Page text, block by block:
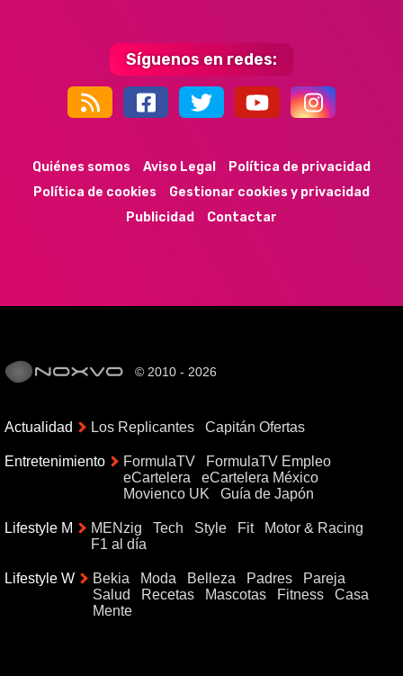
Síguenos en redes:
Quiénes somos Aviso Legal
Política de privacidad
Política de cookies
Gestionar cookies y privacidad
Publicidad
Contactar
© 2010 - 2026
Actualidad Los Replicantes Capitán Ofertas
Entretenimiento FormulaTV
FormulaTV Empleo
eCartelera
eCartelera México
Movienco UK
Guía de Japón
Lifestyle M MENzig Tech Style Fit
Motor & Racing
F1 al día
Lifestyle W Bekia Moda Belleza Padres
Pareja
Salud
Recetas Mascotas Fitness
Casa
Mente